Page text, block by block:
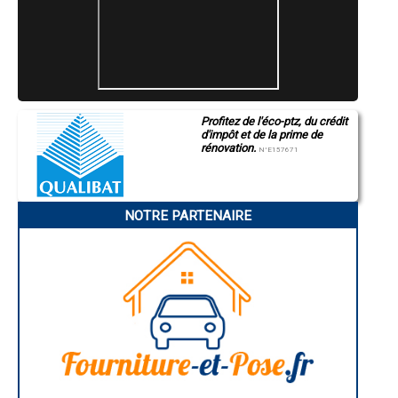
- Surélévation de maison à Samazan
- Surélévation de maison à Puymirol
- Surélévation de maison à Prayssas
- Surélévation de maison à Condezaygues
- Surélévation de maison à Bajamont
- Surélévation de maison à Birac-sur-Trec
- Surélévation de maison à Clermont-Dessous
- Surélévation de maison à La Croix-Blanche
- Surélévation de maison à Bruch
- Surélévation de maison à Marcellus
- Surélévation de maison à Trentels
- Surélévation de maison à Saint-Étienne-de-Fougères
- Surélévation de maison à Tournon-d'Agenais
- Surélévation de maison à Moncrabeau
- Surélévation de maison à Castelnau-sur-Gupie
- Surélévation de maison à Hautefage-la-Tour
Profitez de l'éco-ptz, du crédit
d'impôt et de la prime de
rénovation. N°E157671
NOTRE PARTENAIRE